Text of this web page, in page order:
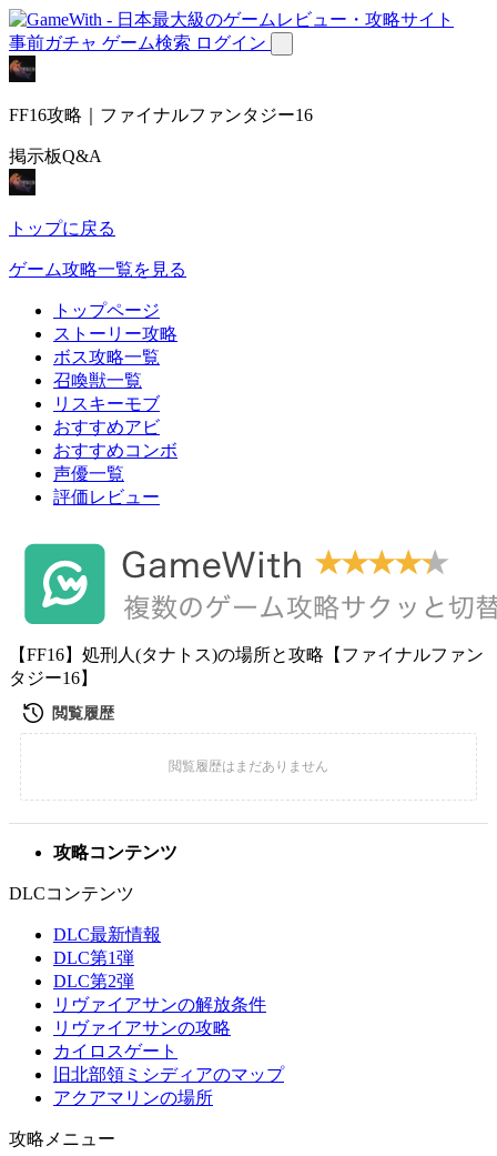
事前ガチャ ゲーム検索 ログイン
FF16攻略｜ファイナルファンタジー16
掲示板Q&A
トップに戻る
ゲーム攻略一覧を見る
トップページ
ストーリー攻略
ボス攻略一覧
召喚獣一覧
リスキーモブ
おすすめアビ
おすすめコンボ
声優一覧
評価レビュー
【FF16】処刑人(タナトス)の場所と攻略【ファイナルファン
タジー16】
攻略コンテンツ
DLCコンテンツ
DLC最新情報
DLC第1弾
DLC第2弾
リヴァイアサンの解放条件
リヴァイアサンの攻略
カイロスゲート
旧北部領ミシディアのマップ
アクアマリンの場所
攻略メニュー